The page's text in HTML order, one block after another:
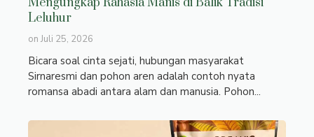
Leluhur
on Juli 25, 2026
Bicara soal cinta sejati, hubungan masyarakat
Sirnaresmi dan pohon aren adalah contoh nyata
romansa abadi antara alam dan manusia. Pohon...